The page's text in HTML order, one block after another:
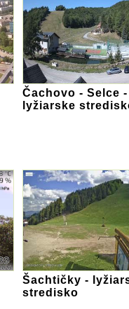
Čachovo - Selce -
lyžiarske
Šachtičky -
stredisko